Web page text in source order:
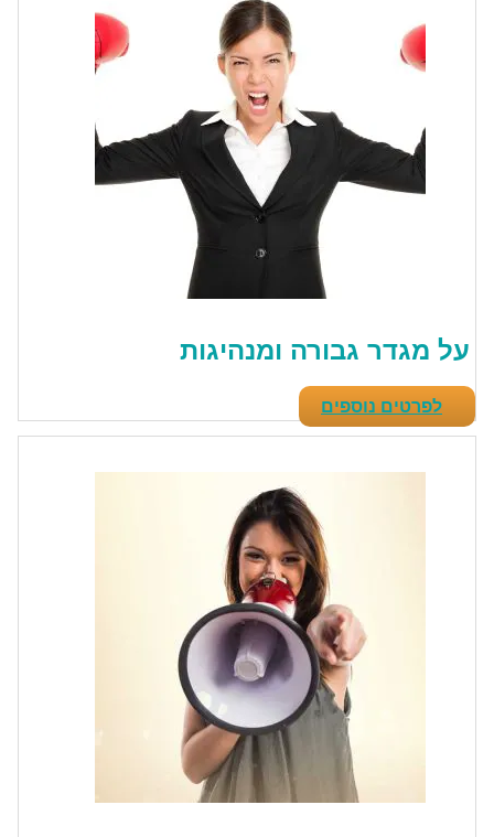
על מגדר גבורה ומנהיגות
לפרטים נוספים